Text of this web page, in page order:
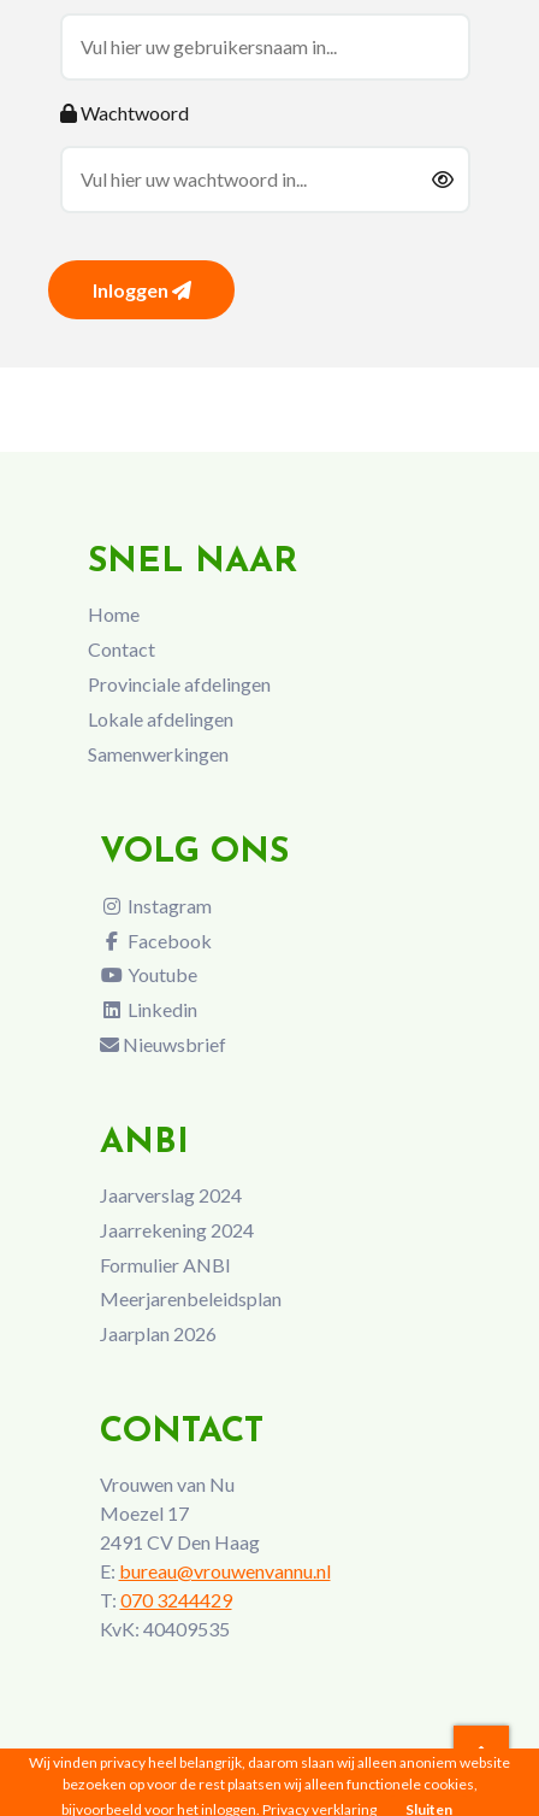
Wachtwoord
Inloggen
SNEL NAAR
Home
Contact
Provinciale afdelingen
Lokale afdelingen
Samenwerkingen
VOLG ONS
Instagram
Facebook
Youtube
Linkedin
Nieuwsbrief
ANBI
Jaarverslag 2024
Jaarrekening 2024
Formulier ANBI
Meerjarenbeleidsplan
Jaarplan 2026
CONTACT
Vrouwen van Nu
Moezel 17
2491 CV Den Haag
E: bureau@vrouwenvannu.nl
T: 070 3244429
KvK: 40409535
Vrouwen van Nu © 2026 |Privacyverklaring
Wij vinden privacy heel belangrijk, daarom slaan wij alleen anoniem website
bezoeken op voor de rest plaatsen wij alleen functionele cookies,
bijvoorbeeld voor het inloggen. Privacy verklaring Sluiten